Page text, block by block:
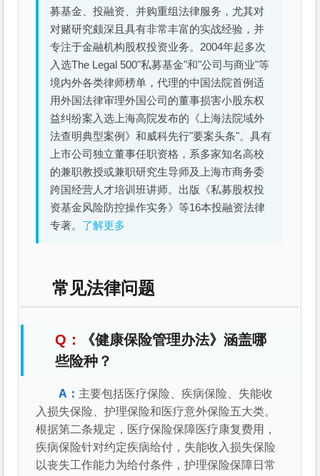
募基金、投融资、并购重组法律服务，尤其对
对赌研究颇深且具有非常丰富的实战经验，并
专注于金融机构股权投资业务。2004年起多次
入选The Legal 500"私募基金"和"公司与商业"等
境内外各类律师榜单，代理的中国法院首例适
用外国法律审理外国公司的董事损害小股东权
益纠纷案入选上海高院发布的《上海法院域外
法查明典型案例》和威科先行"要案头条"。具有
上市公司独立董事任职资格，系多家知名高校
的兼职教授或兼职研究生导师及上海市商务委
跨国经营人才培训班讲师。出版《私募股权投
资基金风险防控操作实务》等16本投融资法律
专著。 了解更多
常见法律问题
《健康保险管理办法》涵盖哪
些险种？
主要包括医疗保险、疾病保险、失能收
入损失保险、护理保险和医疗意外保险五大类。
根据第二条规定，医疗保险保障医疗康复费用，
疾病保险针对约定疾病给付，失能收入损失保险
以丧失工作能力为给付条件，护理保险保障日常